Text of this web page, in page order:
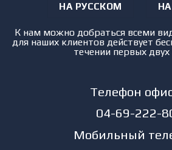
НА РУССКОМ
К нам можно добраться всеми
для наших клиентов действует
течении первых двух
Телефон
04-69-222-
Мобильный